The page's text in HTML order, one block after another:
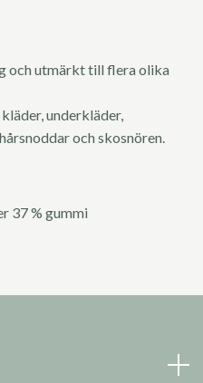
och utmärkt till flera olika
underkläder,
och skosnören.
37 % gummi